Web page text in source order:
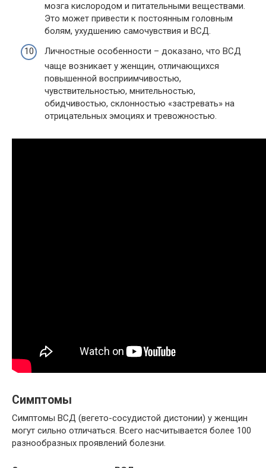
мозга кислородом и питательными веществами.
Это может привести к постоянным головным
болям, ухудшению самочувствия и ВСД.
Личностные особенности – доказано, что ВСД
чаще возникает у женщин, отличающихся
повышенной восприимчивостью,
чувствительностью, мнительностью,
обидчивостью, склонностью «застревать» на
отрицательных эмоциях и тревожностью.
Симптомы
Симптомы ВСД (вегето-сосудистой дистонии) у женщин
могут сильно отличаться. Всего насчитывается более 100
разнообразных проявлений болезни.